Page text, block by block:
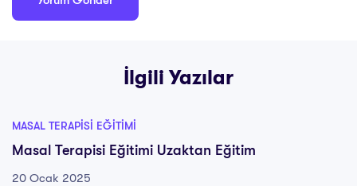
İlgili Yazılar
MASAL TERAPISI EĞITIMI
Masal Terapisi Eğitimi Uzaktan Eğitim
20 Ocak 2025